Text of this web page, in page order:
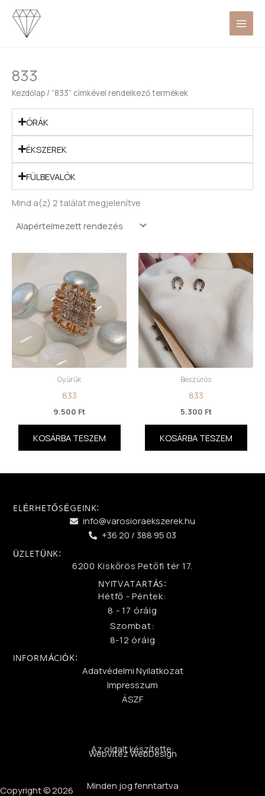
Skip
content
833
Kezdőlap / “833” címkével rendelkező termékek
ÓRÁK
ÉKSZEREK
FÜLBEVALÓK
Mind a(z) 2 találat megjelenítve
Gyűrűk
833
9.500 Ft
KOSÁRBA TESZEM
Beszúrós
833
5.300 Ft
KOSÁRBA TESZEM
ELÉRHETŐSÉGEINK:
info@varosioraekszerek.hu
+36 20 / 388 95 03
ÜZLETÜNK:
6200 Kiskőrös Petőfi tér 17.
NYITVATARTÁS:
Hétfő - Péntek:
8 - 17 óráig
Szombat:
8-12 óráig
INFORMÁCIÓK:
Adatvédelmi Nyilatkozat
Impresszum
ÁSZF
Az oldalt készítette:
WebVitéz WebDesign
Minden jog fenntartva
Copyright © 2026